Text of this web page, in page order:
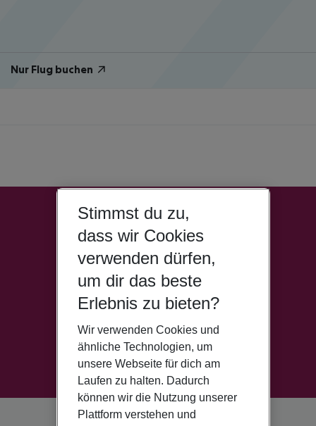
Nur Flug buchen
Stimmst du zu,
dass wir Cookies
verwenden dürfen,
um dir das beste
Erlebnis zu bieten?
Wir verwenden Cookies und
ähnliche Technologien, um
unsere Webseite für dich am
Laufen zu halten. Dadurch
können wir die Nutzung unserer
Plattform verstehen und